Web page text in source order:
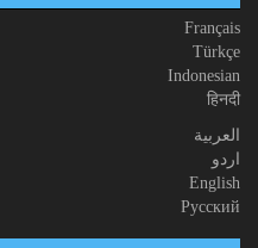
Français
Türkçe
Indonesian
हिनदी
العربیة
اردو
English
Русский